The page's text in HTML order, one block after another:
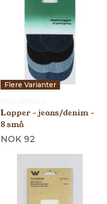
Flere Varianter
Lapper - jeans/denim -
8 små
NOK 92